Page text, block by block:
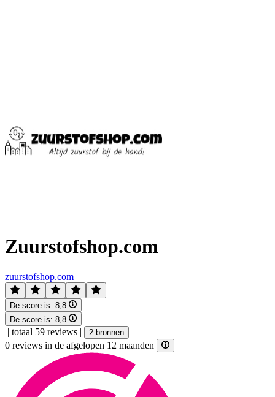
Zuurstofshop.com
zuurstofshop.com
De score is: 8,8
De score is: 8,8
| totaal 59 reviews | 2 bronnen
0 reviews in de afgelopen 12 maanden